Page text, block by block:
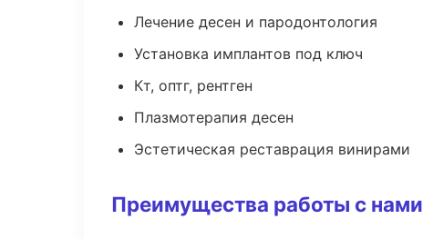
Лечение десен и пародонтология
Установка имплантов под ключ
Кт, оптг, рентген
Плазмотерапия десен
Эстетическая реставрация винирами
Преимущества работы с нами